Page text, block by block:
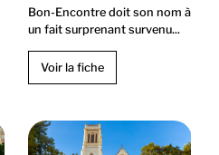
Bon-Encontre doit son nom à
un fait surprenant survenu...
Voir la fiche